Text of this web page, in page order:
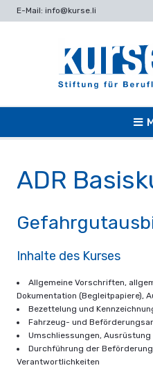
E-Mail: info@kurse.li
ADR
Inhalte des Kurses
Allgemeine Vorschriften,
Dokumentation (Begleitpapiere),
Bezettelung und
Fahrzeug- und
Umschliessungen, Ausrüstung
Durchführung der
Verantwortlichkeiten